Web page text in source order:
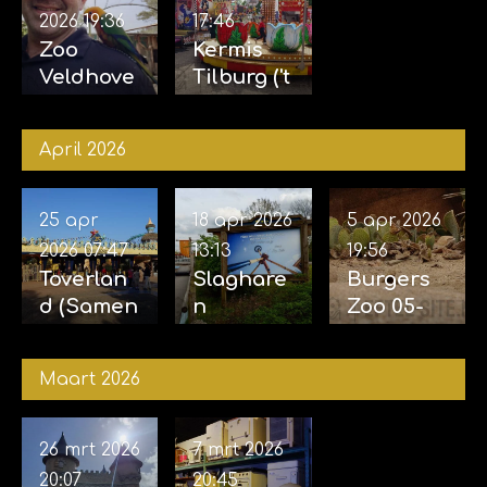
Zoo
Veldhove
2026
2026 19:36
Kermis
Tilburg ('t
05-2026
17:46
April 2026
Toverlan
d (Samen
Sophie)
24-04-
2026
25 apr
2026 07:47
Slaghare
n
Sky Sifter
2026
18 apr 2026
13:13
Burgers
Zoo 05-
5 apr 2026
19:56
Maart 2026
26 mrt 2026
20:07
7 mrt 2026
20:45